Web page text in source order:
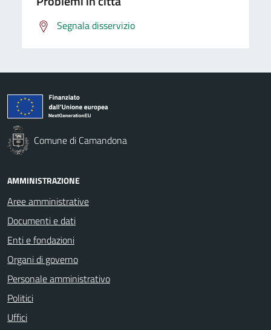
Segnala disservizio
Comune di Camandona
AMMINISTRAZIONE
Aree amministrative
Documenti e dati
Enti e fondazioni
Organi di governo
Personale amministrativo
Politici
Uffici